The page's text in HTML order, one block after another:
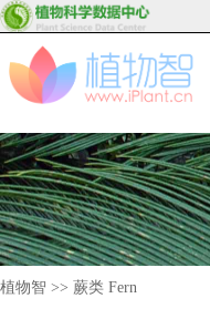
植物智 >> 蕨类 Fern